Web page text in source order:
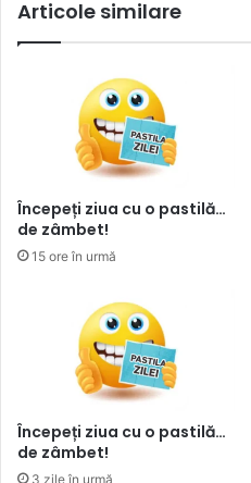
Articole similare
Începeți ziua cu o pastilă…
de zâmbet!
15 ore în urmă
Începeți ziua cu o pastilă…
de zâmbet!
3 zile în urmă